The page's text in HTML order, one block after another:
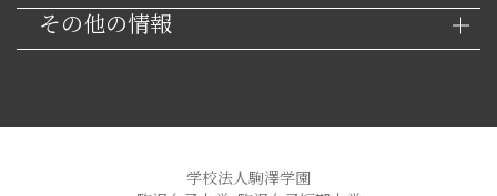
その他の情報
学校法人駒澤学園